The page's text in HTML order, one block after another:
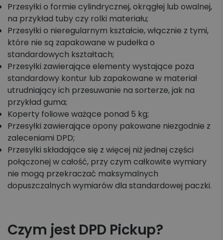
Przesyłki o formie cylindrycznej, okrągłej lub owalnej,
na przykład tuby czy rolki materiału;
Przesyłki o nieregularnym kształcie, włącznie z tymi,
które nie są zapakowane w pudełka o
standardowych kształtach;
Przesyłki zawierające elementy wystające poza
standardowy kontur lub zapakowane w materiał
utrudniający ich przesuwanie na sorterze, jak na
przykład guma;
Koperty foliowe ważące ponad 5 kg;
Przesyłki zawierające opony pakowane niezgodnie z
zaleceniami DPD;
Przesyłki składające się z więcej niż jednej części
połączonej w całość, przy czym całkowite wymiary
nie mogą przekraczać maksymalnych
dopuszczalnych wymiarów dla standardowej paczki.
Czym jest DPD Pickup?